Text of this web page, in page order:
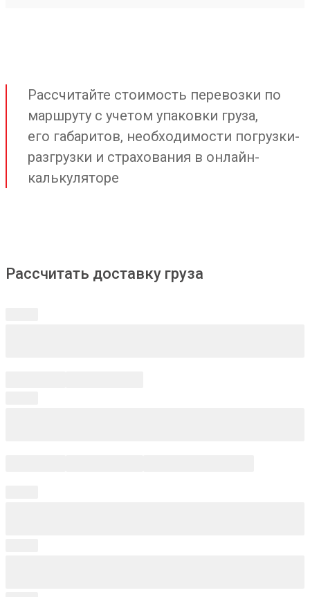
Рассчитайте стоимость перевозки по
маршруту с учетом упаковки груза,
его габаритов, необходимости погрузки-
разгрузки и страхования в онлайн-
калькуляторе
Рассчитать доставку груза